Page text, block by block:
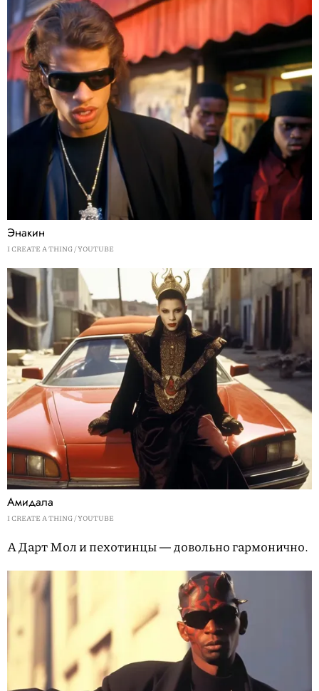
Энакин
I CREATE A THING / YOUTUBE
Амидала
I CREATE A THING / YOUTUBE
А Дарт Мол и пехотинцы — довольно гармонично.